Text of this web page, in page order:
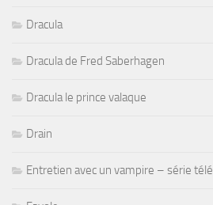
Dracula
Dracula de Fred Saberhagen
Dracula le prince valaque
Drain
Entretien avec un vampire – série télé